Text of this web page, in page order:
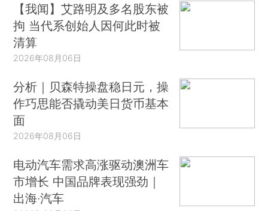
【我闻】艾路明及多名股东被
拘 当代系创始人因何此时被
清算
2026年08月06日
分析｜贝森特操盘稳日元，操
作巧思能否撬动美日货币基本
面
2026年08月06日
电动汽车需求高涨驱动澳洲车
市增长 中国品牌表现强劲｜
出海·汽车